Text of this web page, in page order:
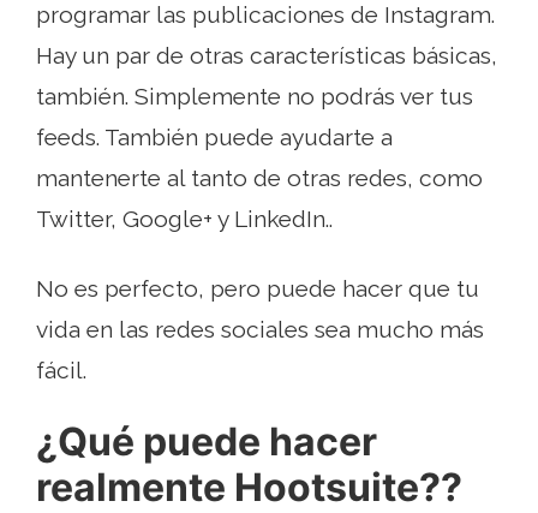
programar las publicaciones de Instagram.
Hay un par de otras características básicas,
también. Simplemente no podrás ver tus
feeds. También puede ayudarte a
mantenerte al tanto de otras redes, como
Twitter, Google+ y LinkedIn..
No es perfecto, pero puede hacer que tu
vida en las redes sociales sea mucho más
fácil.
¿Qué puede hacer
realmente Hootsuite??